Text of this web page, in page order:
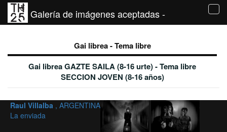
Galería de imágenes aceptadas -
Gai librea - Tema libre
Gai librea GAZTE SAILA (8-16 urte) - Tema libre
SECCION JOVEN (8-16 años)
Raul Villalba , ARGENTINA
La enviada